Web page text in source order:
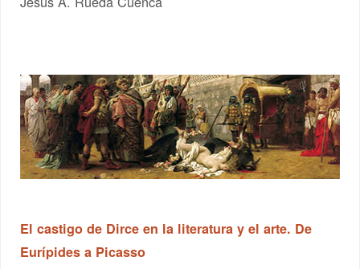
El castigo de Dirce en la literatura y el arte. De
Eurípides a Picasso